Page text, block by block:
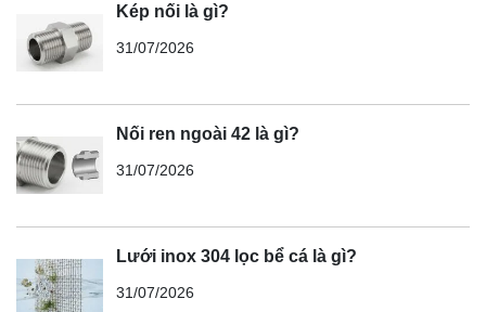
Kép nối là gì?
31/07/2026
Nối ren ngoài 42 là gì?
31/07/2026
Lưới inox 304 lọc bể cá là gì?
31/07/2026